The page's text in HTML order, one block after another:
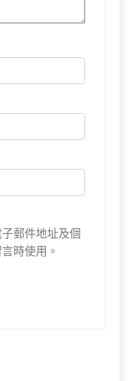
郵件地址及個
時使用。